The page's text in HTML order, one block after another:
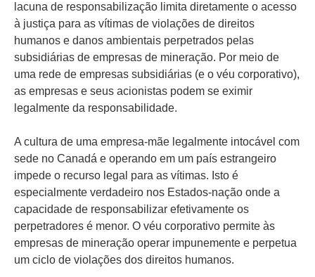
lacuna de responsabilização limita diretamente o acesso
à justiça para as vítimas de violações de direitos
humanos e danos ambientais perpetrados pelas
subsidiárias de empresas de mineração. Por meio de
uma rede de empresas subsidiárias (e o véu corporativo),
as empresas e seus acionistas podem se eximir
legalmente da responsabilidade.
A cultura de uma empresa-mãe legalmente intocável com
sede no Canadá e operando em um país estrangeiro
impede o recurso legal para as vítimas. Isto é
especialmente verdadeiro nos Estados-nação onde a
capacidade de responsabilizar efetivamente os
perpetradores é menor. O véu corporativo permite às
empresas de mineração operar impunemente e perpetua
um ciclo de violações dos direitos humanos.